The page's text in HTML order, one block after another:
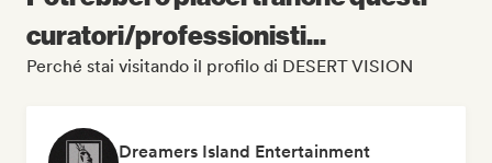
curatori/professionisti...
Perché stai visitando il profilo di DESERT VISION
Dreamers Island Entertainment